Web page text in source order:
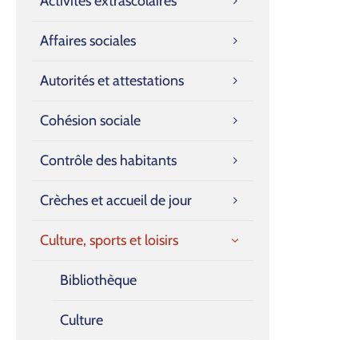
Affaires sociales
Autorités et attestations
Cohésion sociale
Contrôle des habitants
Crèches et accueil de jour
Culture, sports et loisirs
Bibliothèque
Culture